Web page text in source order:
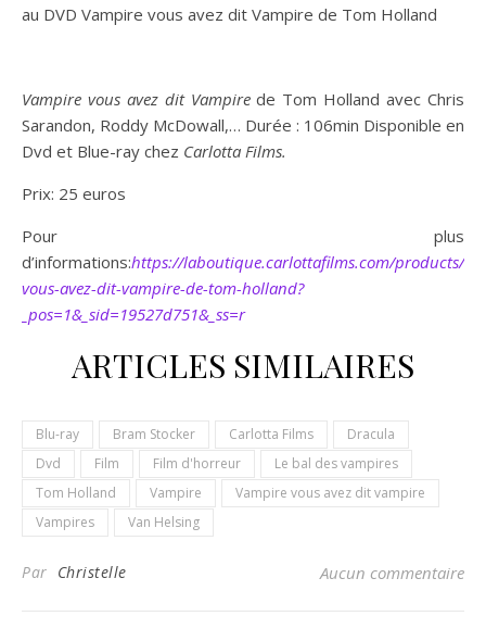
au DVD Vampire vous avez dit Vampire de Tom Holland
Vampire vous avez dit Vampirede Tom Holland avec Chris
Sarandon, Roddy McDowall,… Durée : 106min Disponible en
Dvd et Blue-ray chez Carlotta Films.
Prix: 25 euros
Pour plus
d’informations:https://laboutique.carlottafilms.com/products/
vous-avez-dit-vampire-de-tom-holland?
_pos=1&_sid=19527d751&_ss=r
ARTICLES SIMILAIRES
Blu-ray Bram Stocker Carlotta Films
Dracula
Dvd
Film Film d'horreur
Le bal des vampires
Tom Holland
Vampire
Vampire vous avez dit vampire
Vampires
Van Helsing
Par Christelle Aucun commentaire